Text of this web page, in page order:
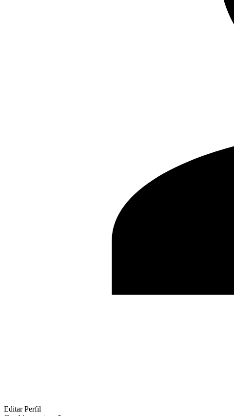
Editar Perfil